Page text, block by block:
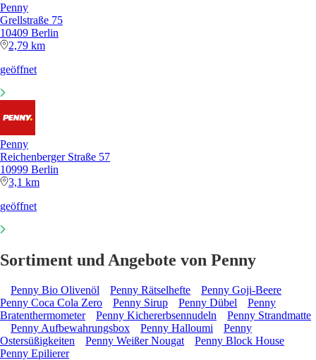
Penny
Grellstraße 75
10409 Berlin
2,79 km
geöffnet
Penny
Reichenberger Straße 57
10999 Berlin
3,1 km
geöffnet
Sortiment und Angebote von Penny
Penny Bio Olivenöl Penny Rätselhefte
Penny Goji-Beere
Penny Coca Cola Zero
Penny Sirup Penny Dübel
Penny
Bratenthermometer
Penny Kichererbsennudeln
Penny Strandmatte
Penny Aufbewahrungsbox
Penny Halloumi
Penny
Ostersüßigkeiten
Penny Weißer Nougat
Penny Block House
Penny Epilierer